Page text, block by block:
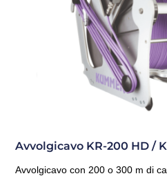
Avvolgicavo KR-200 HD /
Avvolgicavo con 200 o 300 m di